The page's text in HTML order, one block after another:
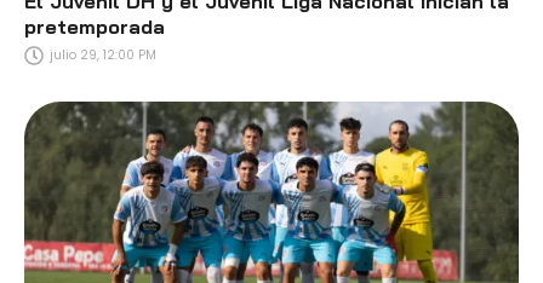
pretemporada
julio 29, 12:00 PM